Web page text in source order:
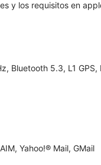
y los requisitos en
Bluetooth 5.3, L1 GPS,
Yahoo!® Mail, GMail